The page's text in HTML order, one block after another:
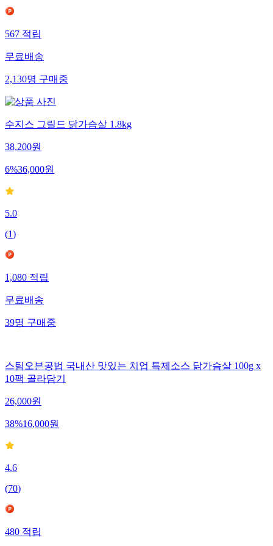
567적립
무료배송
2,130명구매중
수지스 그릴드 닭가슴살 1.8kg
38,200원
6%36,000원
5.0
(1)
1,080적립
무료배송
39명구매중
스팀오븐공법 국내산 맛있는 치업 특제소스 닭가슴살 100g x
10팩 골라담기
26,000원
38%16,000원
4.6
(70)
480적립